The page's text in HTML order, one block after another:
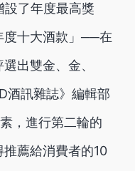
了年度最高獎
度十大酒款」──在
出雙金、金、
酒訊雜誌》編輯部
，進行第二輪的
薦給消費者的10